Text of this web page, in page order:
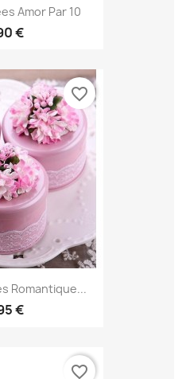
Amor Par 10
€
Romantique...
€
favorite_border
favorite_border